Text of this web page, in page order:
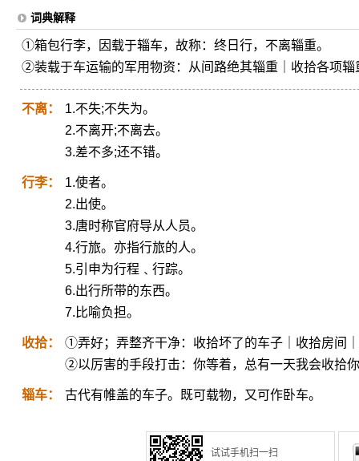
词典解释
①箱包行李，因载于辎车，故称：终日行，不离辎重。
②装载于车运输的军用物资：从间路绝其辎重｜收拾各项辎
不离：
1.不失;不失为。
2.不离开;不离去。
3.差不多;还不错。
行李：
1.使者。
2.出使。
3.唐时称官府导从人员。
4.行旅。亦指行旅的人。
5.引申为行程﹑行踪。
6.出行所带的东西。
7.比喻负担。
收拾：
①弄好；弄整齐干净：收拾坏了的车子｜收拾房间
②以厉害的手段打击：你等着，总有一天我会收拾
辎车： 古代有帷盖的车子。既可载物，又可作卧车。
试试手机扫一扫